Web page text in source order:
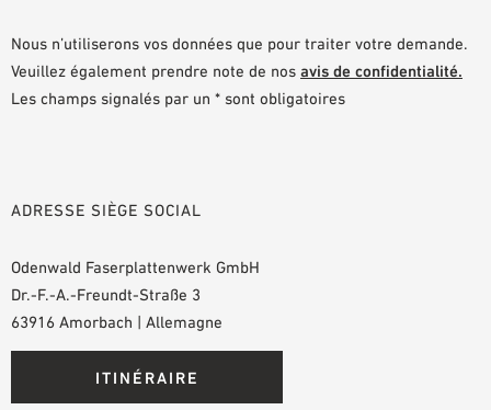
Nous n’utiliserons vos données que pour traiter votre demande.
Veuillez également prendre note de nos avis de confidentialité.
Les champs signalés par un * sont obligatoires
ADRESSE SIÈGE SOCIAL
Odenwald Faserplattenwerk GmbH
Dr.-F.-A.-Freundt-Straße 3
63916 Amorbach | Allemagne
ITINÉRAIRE